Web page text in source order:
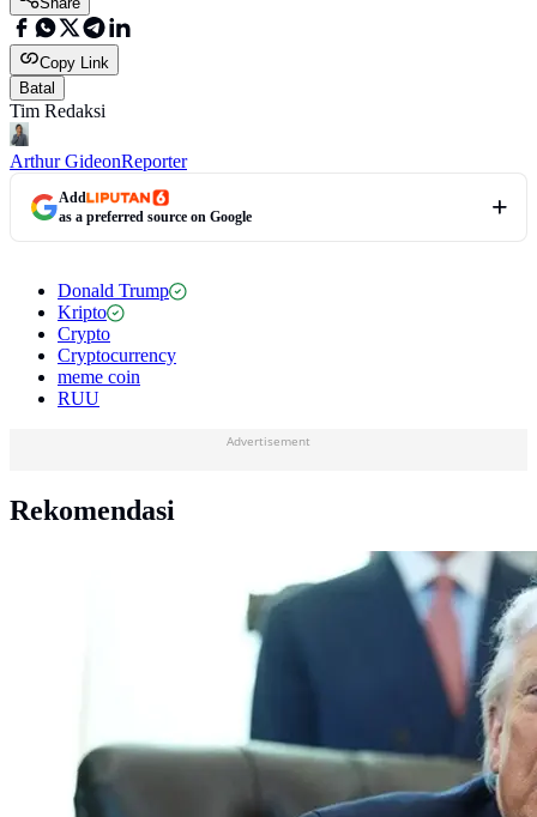
Copy Link
Batal
Tim Redaksi
Arthur GideonReporter
Add
as a preferred source on Google
Donald Trump
Kripto
Crypto
Cryptocurrency
meme coin
RUU
Advertisement
Rekomendasi